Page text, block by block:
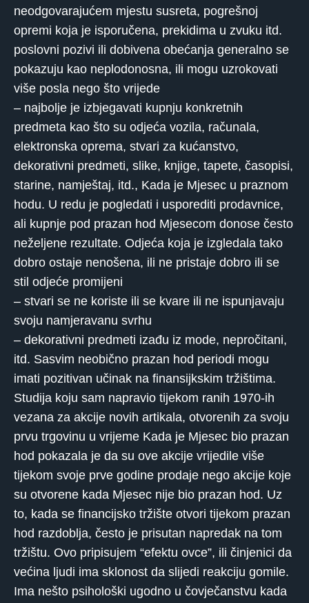
neodgovarajućem mjestu susreta, pogrešnoj
opremi koja je isporučena, prekidima u zvuku itd.
poslovni pozivi ili dobivena obećanja generalno se
pokazuju kao neplodonosna, ili mogu uzrokovati
više posla nego što vrijede
– najbolje je izbjegavati kupnju konkretnih
predmeta kao što su odjeća vozila, računala,
elektronska oprema, stvari za kućanstvo,
dekorativni predmeti, slike, knjige, tapete, časopisi,
starine, namještaj, itd., Kada je Mjesec u praznom
hodu. U redu je pogledati i usporediti prodavnice,
ali kupnje pod prazan hod Mjesecom donose često
neželjene rezultate. Odjeća koja je izgledala tako
dobro ostaje nenošena, ili ne pristaje dobro ili se
stil odjeće promijeni
– stvari se ne koriste ili se kvare ili ne ispunjavaju
svoju namjeravanu svrhu
– dekorativni predmeti izađu iz mode, nepročitani,
itd. Sasvim neobično prazan hod periodi mogu
imati pozitivan učinak na finansijkskim tržištima.
Studija koju sam napravio tijekom ranih 1970-ih
vezana za akcije novih artikala, otvorenih za svoju
prvu trgovinu u vrijeme Kada je Mjesec bio prazan
hod pokazala je da su ove akcije vrijedile više
tijekom svoje prve godine prodaje nego akcije koje
su otvorene kada Mjesec nije bio prazan hod. Uz
to, kada se financijsko tržište otvori tijekom prazan
hod razdoblja, često je prisutan napredak na tom
tržištu. Ovo pripisujem “efektu ovce”, ili činjenici da
većina ljudi ima sklonost da slijedi reakciju gomile.
Ima nešto psihološki ugodno u čovječanstvu kada